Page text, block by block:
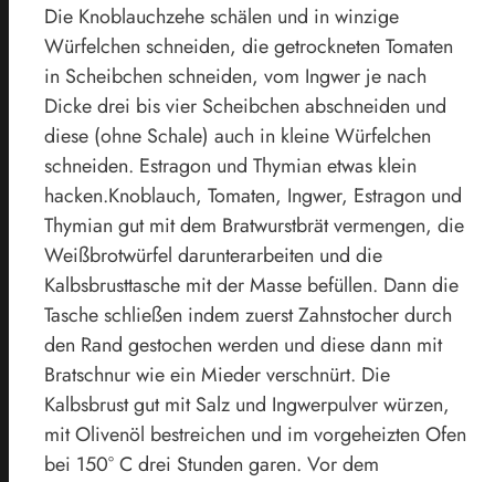
Die Knoblauchzehe schälen und in winzige
Würfelchen schneiden, die getrockneten Tomaten
in Scheibchen schneiden, vom Ingwer je nach
Dicke drei bis vier Scheibchen abschneiden und
diese (ohne Schale) auch in kleine Würfelchen
schneiden. Estragon und Thymian etwas klein
hacken.Knoblauch, Tomaten, Ingwer, Estragon und
Thymian gut mit dem Bratwurstbrät vermengen, die
Weißbrotwürfel darunterarbeiten und die
Kalbsbrusttasche mit der Masse befüllen. Dann die
Tasche schließen indem zuerst Zahnstocher durch
den Rand gestochen werden und diese dann mit
Bratschnur wie ein Mieder verschnürt. Die
Kalbsbrust gut mit Salz und Ingwerpulver würzen,
mit Olivenöl bestreichen und im vorgeheizten Ofen
bei 150° C drei Stunden garen. Vor dem